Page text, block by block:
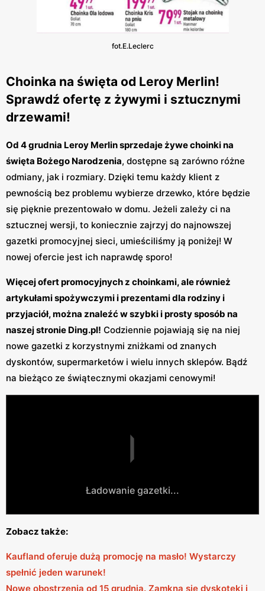
fot.E.Leclerc
Choinka na święta od Leroy Merlin!
Sprawdź ofertę z żywymi i sztucznymi
drzewami!
Od 4 grudnia Leroy Merlin sprzedaje żywe choinki na
święta Bożego Narodzenia, dostępne są zarówno różne
odmiany, jak i rozmiary. Dzięki temu każdy klient z
pewnością bez problemu wybierze drzewko, które będzie
się pięknie prezentowało w domu. Jeżeli zależy ci na
sztucznej wersji, to koniecznie zajrzyj do najnowszej
gazetki promocyjnej sieci, umieściliśmy ją poniżej! W
nowej ofercie jest ich naprawdę sporo!
Więcej ofert promocyjnych z choinkami, ale również
artykułami spożywczymi i prezentami dla rodziny i
przyjaciół, można znaleźć w szybki i prosty sposób na
naszej stronie Ding.pl! Codziennie pojawiają się na niej
nowe gazetki z korzystnymi zniżkami od znanych
dyskontów, supermarketów i wielu innych sklepów. Bądź
na bieżąco ze świątecznymi okazjami cenowymi!
Ładowanie gazetki...
Zobacz także:
Kaufland oferuje dużą promocję na masło! Wystarczy
spełnić jeden warunek!
Nowe obostrzenia od 15 grudnia. Zamkną się dyskoteki i